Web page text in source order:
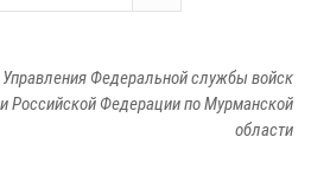
Федеральной службы войск
Российской Федерации по Мурманской
области